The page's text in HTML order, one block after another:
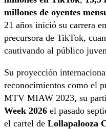
millones de oyentes
21 años inició su carrera en
precursora de TikTok,
cautivando al público
Su proyección
reconocimientos como el
MTV MIAW 2023, su
Week 2026 el pasado
el cartel de Lollapalooza